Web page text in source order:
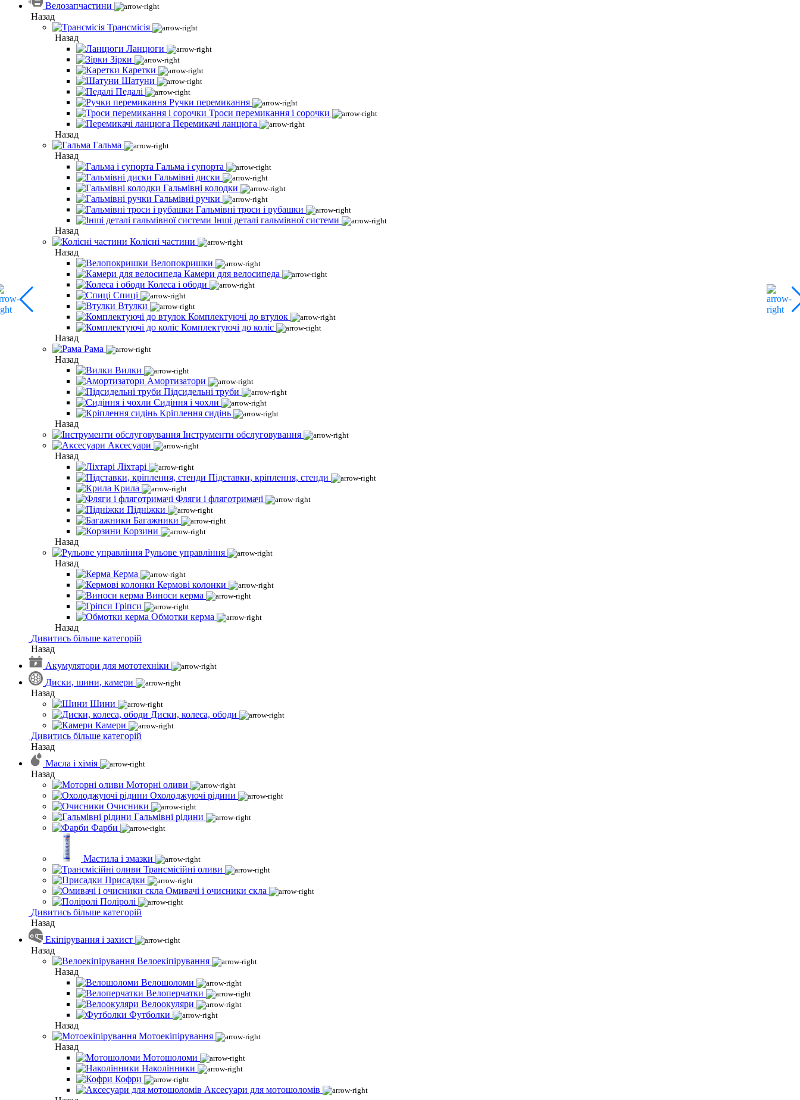
Велозапчастини
Назад
Трансмісія
Назад
Ланцюги
Зірки
Каретки
Шатуни
Педалі
Ручки перемикання
Троси перемикання і сорочки
Перемикачі ланцюга
Назад
Гальма
Назад
Гальма і супорта
Гальмівні диски
Гальмівні колодки
Гальмівні ручки
Гальмівні троси і рубашки
Інші деталі гальмівної системи
Назад
Колісні частини
Назад
Велопокришки
Камери для велосипеда
Колеса і ободи
Спиці
Втулки
Комплектуючі до втулок
Комплектуючі до коліс
Назад
Рама
Назад
Вилки
Амортизатори
Підсидельні труби
Сидіння і чохли
Кріплення сидінь
Назад
Інструменти обслуговування
Аксесуари
Назад
Ліхтарі
Підставки, кріплення, стенди
Крила
Фляги і фляготримачі
Підніжки
Багажники
Корзини
Назад
Рульове управління
Назад
Керма
Кермові колонки
Виноси керма
Гріпси
Обмотки керма
Назад
Дивитись більше категорій
Назад
Акумулятори для мототехніки
Диски, шини, камери
Назад
Шини
Диски, колеса, ободи
Камери
Дивитись більше категорій
Назад
Масла і хімія
Назад
Моторні оливи
Охолоджуючі рідини
Очисники
Гальмівні рідини
Фарби
Мастила і змазки
Трансмісійні оливи
Присадки
Омивачі і очисники скла
Поліролі
Дивитись більше категорій
Назад
Екіпірування і захист
Назад
Велоекіпірування
Назад
Велошоломи
Велоперчатки
Велоокуляри
Футболки
Назад
Мотоекіпірування
Назад
Мотошоломи
Наколінники
Кофри
Аксесуари для мотошоломів